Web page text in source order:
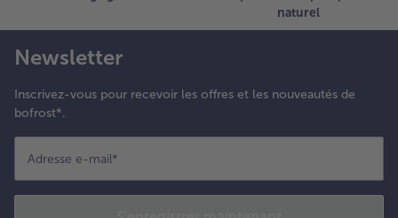
naturel
Newsletter
Inscrivez-vous pour recevoir les offres et les nouveautés de
bofrost*.
Adresse e-mail*